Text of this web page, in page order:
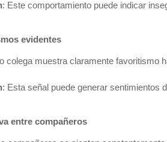
: Este comportamiento puede indicar
evidentes
colega muestra claramente favoritismo
: Esta señal puede generar sentimientos
entre compañeros